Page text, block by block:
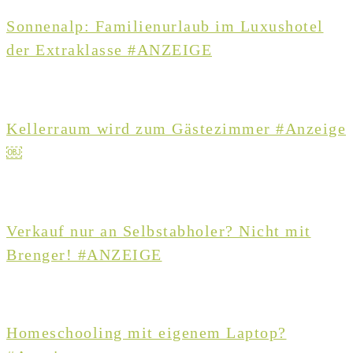
Sonnenalp: Familienurlaub im Luxushotel
der Extraklasse #ANZEIGE
Kellerraum wird zum Gästezimmer #Anzeige
￼
Verkauf nur an Selbstabholer? Nicht mit
Brenger! #ANZEIGE
Homeschooling mit eigenem Laptop?